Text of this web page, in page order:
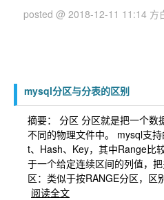
posted @ 2018-12-11 11:14 方
mysql分区与分表的区别
摘要： 分区 分区就是把一个数
不同的物理文件中。 mysql支
t、Hash、Key，其中Range比
于一个给定连续区间的列值，
区：类似于按RANGE分区，区
阅读全文